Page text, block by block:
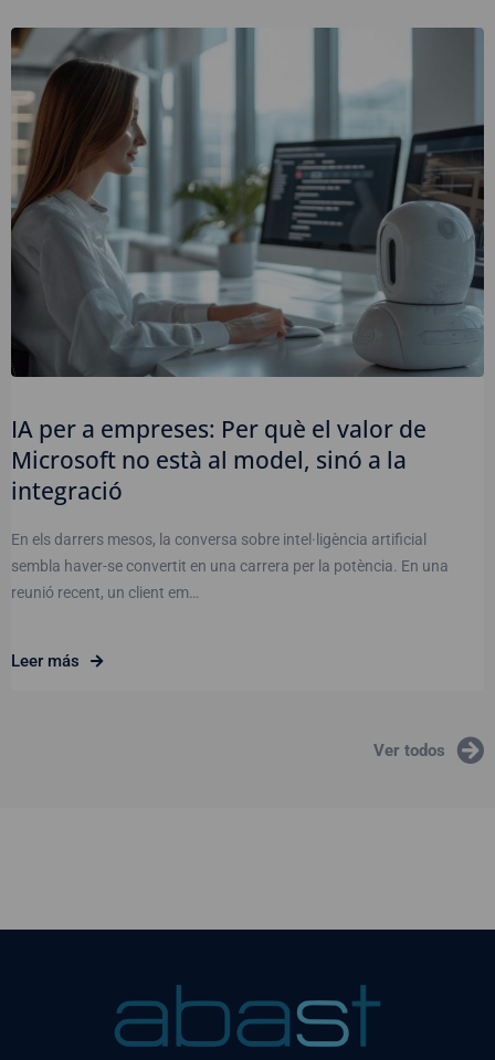
IA per a empreses: Per què el valor de
Microsoft no està al model, sinó a la
integració
En els darrers mesos, la conversa sobre intel·ligència artificial
sembla haver-se convertit en una carrera per la potència. En una
reunió recent, un client em…
Leer más
Ver todos